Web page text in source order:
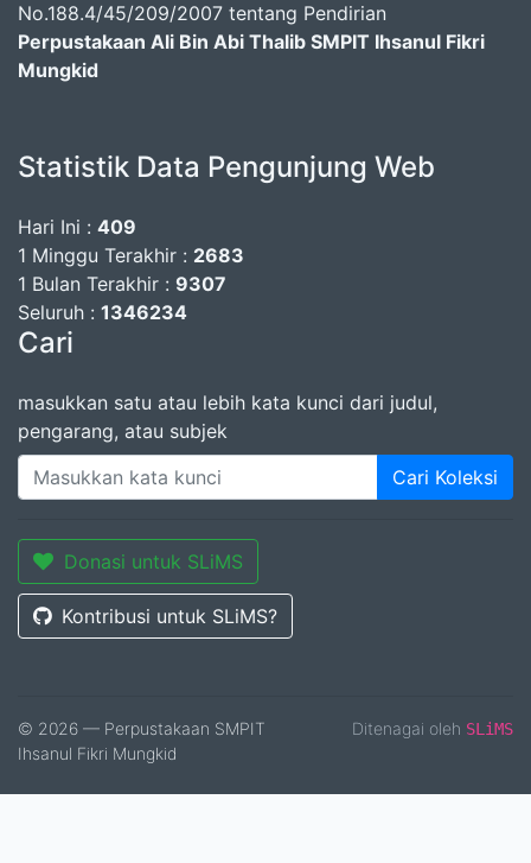
No.188.4/45/209/2007 tentang Pendirian
Perpustakaan Ali Bin Abi Thalib SMPIT Ihsanul Fikri
Mungkid
Statistik Data Pengunjung Web
Hari Ini : 409
1 Minggu Terakhir : 2683
1 Bulan Terakhir : 9307
Seluruh : 1346234
Cari
masukkan satu atau lebih kata kunci dari judul,
pengarang, atau subjek
Cari Koleksi
Donasi untuk SLiMS
Kontribusi untuk SLiMS?
© 2026 — Perpustakaan SMPIT
Ihsanul Fikri Mungkid
Ditenagai oleh SLiMS